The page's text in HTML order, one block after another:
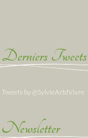
Derniers Tweets
Tweets by @SylvieArtdVivre
Newsletter